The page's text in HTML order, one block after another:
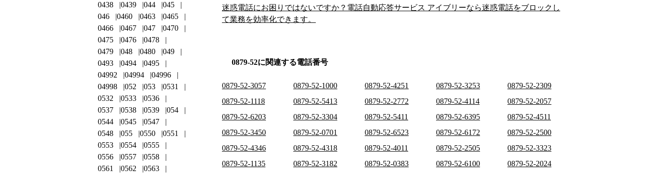
迷惑電話にお困りではないですか？電話自動応答サービス アイブリーなら迷惑電話をブロックし
て業務を効率化できます。
0879-52に関連する電話番号
0879-52-3057 0879-52-1000 0879-52-4251 0879-52-3253
0879-52-2309
0879-52-1118
0879-52-5413 0879-52-2772 0879-52-4114
0879-52-2057
0879-52-6203
0879-52-3304 0879-52-5411 0879-52-6395
0879-52-4511
0879-52-3450
0879-52-0701 0879-52-6523 0879-52-6172
0879-52-2500
0879-52-4346
0879-52-4318 0879-52-4011 0879-52-2505
0879-52-3323
0879-52-1135
0879-52-3182 0879-52-0383 0879-52-6100
0879-52-2024
0438
0439 044
045
046
0460 0463
0465
0466
0467 047
0470
0475
0476
0478
0479
048 0480
049
0493
0494
0495
04992
04994
04996
04998
052 053
0531
0532
0533
0536
0537
0538 0539
054
0544
0545
0547
0548
055 0550
0551
0553
0554
0555
0556
0557
0558
0561
0562
0563